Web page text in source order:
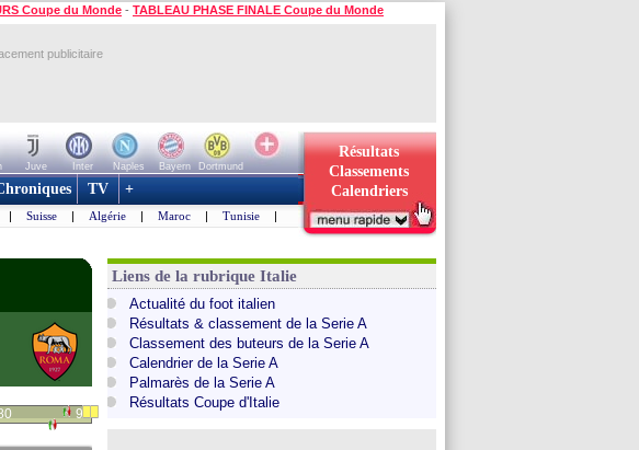
Coupe du Monde - TABLEAU PHASE FINALE Coupe du Monde
publicitaire
Juve Inter Naples Bayern
Dortmund
Résultats
Classements
Calendriers
TV +
| Suisse | Algérie | Maroc | Tunisie |
90
Liens de la rubrique Italie
Actualité du foot italien
Résultats & classement de la Serie A
Classement des buteurs de la Serie A
Calendrier de la Serie A
Palmarès de la Serie A
Résultats Coupe d'Italie